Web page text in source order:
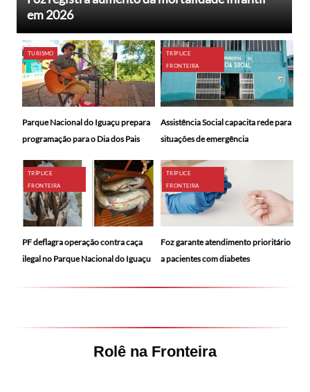
em 2026
TURISMO
Parque Nacional do Iguaçu prepara
programação para o Dia dos Pais
TRÍPLICE
FRONTEIRA
Assistência Social capacita rede para
situações de emergência
TRÍPLICE
FRONTEIRA
PF deflagra operação contra caça
ilegal no Parque Nacional do Iguaçu
TRÍPLICE
FRONTEIRA
Foz garante atendimento prioritário
a pacientes com diabetes
Rolê na Fronteira